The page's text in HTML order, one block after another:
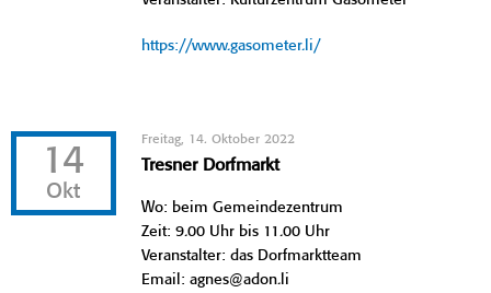
https://www.gasometer.li/
14
Okt
Freitag, 14. Oktober 2022
Tresner Dorfmarkt
Wo: beim Gemeindezentrum
Zeit: 9.00 Uhr bis 11.00 Uhr
Veranstalter: das Dorfmarktteam
Email: agnes@adon.li